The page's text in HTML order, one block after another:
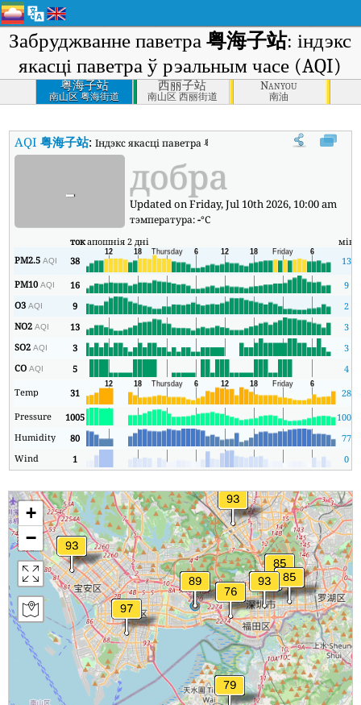
Забруджванне паветра粤海子站: індэкс
якасці паветра ў рэальным часе (AQI)
粤海子站
南山区 粤海街道
西丽子站
南山区 西丽街道
Nanyou
南油
AQI粤海子站:Індэкс якасці паветра 粤海子站 у рэальным часе (AQI).
- добра
Updated on Friday, Jul 10th 2026, 10:00 am
тэмпература:-°C
токапошнія 2 дні мін
PM2.5AQI 38
13
PM10AQI 16
9
O3AQI 9
2
NO2AQI 13
3
SO2AQI 3
3
COAQI 5
4
Temp
31
28
Pressure
1005 1004
Humidity
80
77
Wind
1 0
+
−